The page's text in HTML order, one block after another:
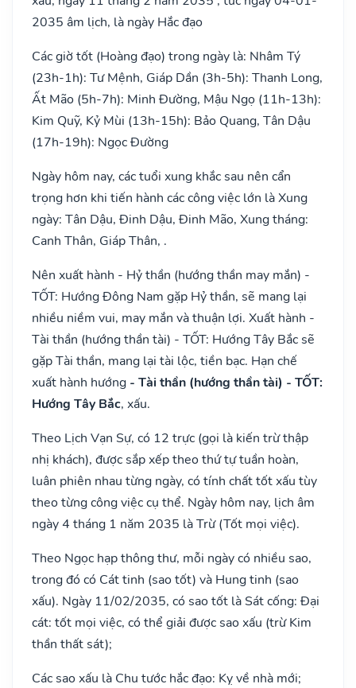
2035 âm lịch, là ngày Hắc đạo
Các giờ tốt (Hoàng đạo) trong ngày là: Nhâm Tý
(23h-1h): Tư Mệnh, Giáp Dần (3h-5h): Thanh Long,
Ất Mão (5h-7h): Minh Đường, Mậu Ngọ (11h-13h):
Kim Quỹ, Kỷ Mùi (13h-15h): Bảo Quang, Tân Dậu
(17h-19h): Ngọc Đường
Ngày hôm nay, các tuổi xung khắc sau nên cẩn
trọng hơn khi tiến hành các công việc lớn là Xung
ngày: Tân Dậu, Đinh Dậu, Đinh Mão, Xung tháng:
Canh Thân, Giáp Thân, .
Nên xuất hành - Hỷ thần (hướng thần may mắn) -
TỐT: Hướng Đông Nam gặp Hỷ thần, sẽ mang lại
nhiều niềm vui, may mắn và thuận lợi. Xuất hành -
Tài thần (hướng thần tài) - TỐT: Hướng Tây Bắc sẽ
gặp Tài thần, mang lại tài lộc, tiền bạc. Hạn chế
xuất hành hướng - Tài thần (hướng thần tài) - TỐT:
Hướng Tây Bắc, xấu.
Theo Lịch Vạn Sự, có 12 trực (gọi là kiến trừ thập
nhị khách), được sắp xếp theo thứ tự tuần hoàn,
luân phiên nhau từng ngày, có tính chất tốt xấu tùy
theo từng công việc cụ thể. Ngày hôm nay, lịch âm
ngày 4 tháng 1 năm 2035 là Trừ (Tốt mọi việc).
Theo Ngọc hạp thông thư, mỗi ngày có nhiều sao,
trong đó có Cát tinh (sao tốt) và Hung tinh (sao
xấu). Ngày 11/02/2035, có sao tốt là Sát cống: Đại
cát: tốt mọi việc, có thể giải được sao xấu (trừ Kim
thần thất sát);
Các sao xấu là Chu tước hắc đạo: Kỵ về nhà mới;